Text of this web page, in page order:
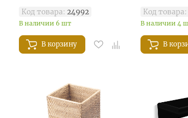
Код товара: 24992
В наличии 6 шт
В корзину
Код товара:
В наличии 4
В